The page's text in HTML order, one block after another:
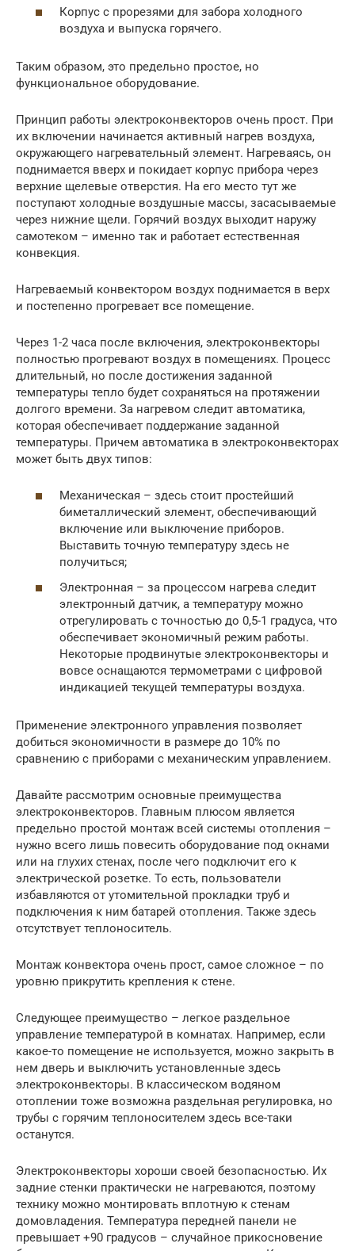
Корпус с прорезями для забора холодного
воздуха и выпуска горячего.
Таким образом, это предельно простое, но
функциональное оборудование.
Принцип работы электроконвекторов очень прост. При
их включении начинается активный нагрев воздуха,
окружающего нагревательный элемент. Нагреваясь, он
поднимается вверх и покидает корпус прибора через
верхние щелевые отверстия. На его место тут же
поступают холодные воздушные массы, засасываемые
через нижние щели. Горячий воздух выходит наружу
самотеком – именно так и работает естественная
конвекция.
Нагреваемый конвектором воздух поднимается в верх
и постепенно прогревает все помещение.
Через 1-2 часа после включения, электроконвекторы
полностью прогревают воздух в помещениях. Процесс
длительный, но после достижения заданной
температуры тепло будет сохраняться на протяжении
долгого времени. За нагревом следит автоматика,
которая обеспечивает поддержание заданной
температуры. Причем автоматика в электроконвекторах
может быть двух типов:
Механическая – здесь стоит простейший
биметаллический элемент, обеспечивающий
включение или выключение приборов.
Выставить точную температуру здесь не
получиться;
Электронная – за процессом нагрева следит
электронный датчик, а температуру можно
отрегулировать с точностью до 0,5-1 градуса, что
обеспечивает экономичный режим работы.
Некоторые продвинутые электроконвекторы и
вовсе оснащаются термометрами с цифровой
индикацией текущей температуры воздуха.
Применение электронного управления позволяет
добиться экономичности в размере до 10% по
сравнению с приборами с механическим управлением.
Давайте рассмотрим основные преимущества
электроконвекторов. Главным плюсом является
предельно простой монтаж всей системы отопления –
нужно всего лишь повесить оборудование под окнами
или на глухих стенах, после чего подключит его к
электрической розетке. То есть, пользователи
избавляются от утомительной прокладки труб и
подключения к ним батарей отопления. Также здесь
отсутствует теплоноситель.
Монтаж конвектора очень прост, самое сложное – по
уровню прикрутить крепления к стене.
Следующее преимущество – легкое раздельное
управление температурой в комнатах. Например, если
какое-то помещение не используется, можно закрыть в
нем дверь и выключить установленные здесь
электроконвекторы. В классическом водяном
отоплении тоже возможна раздельная регулировка, но
трубы с горячим теплоносителем здесь все-таки
останутся.
Электроконвекторы хороши своей безопасностью. Их
задние стенки практически не нагреваются, поэтому
технику можно монтировать вплотную к стенам
домовладения. Температура передней панели не
превышает +90 градусов – случайное прикосновение